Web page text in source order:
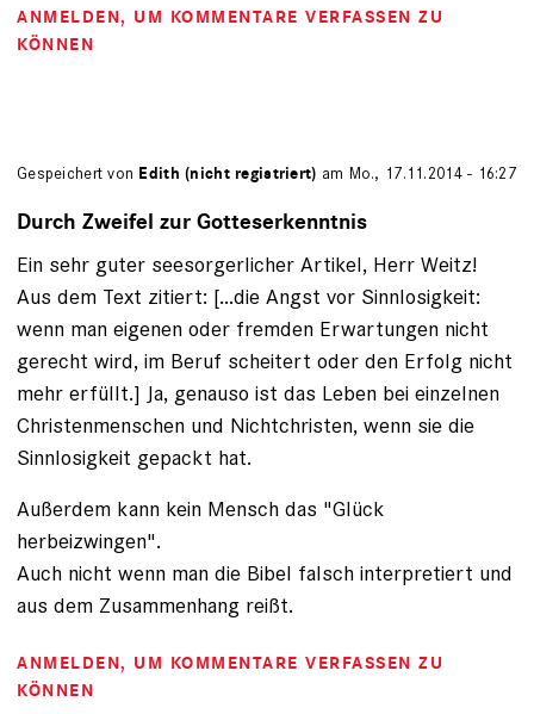
ANMELDEN, UM KOMMENTARE VERFASSEN ZU
KÖNNEN
Gespeichert von Edith (nicht registriert) am Mo., 17.11.2014 - 16:27
Durch Zweifel zur Gotteserkenntnis
Ein sehr guter seesorgerlicher Artikel, Herr Weitz!
Aus dem Text zitiert: [...die Angst vor Sinnlosigkeit:
wenn man eigenen oder fremden Erwartungen nicht
gerecht wird, im Beruf scheitert oder den Erfolg nicht
mehr erfüllt.] Ja, genauso ist das Leben bei einzelnen
Christenmenschen und Nichtchristen, wenn sie die
Sinnlosigkeit gepackt hat.
Außerdem kann kein Mensch das "Glück
herbeizwingen".
Auch nicht wenn man die Bibel falsch interpretiert und
aus dem Zusammenhang reißt.
ANMELDEN, UM KOMMENTARE VERFASSEN ZU
KÖNNEN